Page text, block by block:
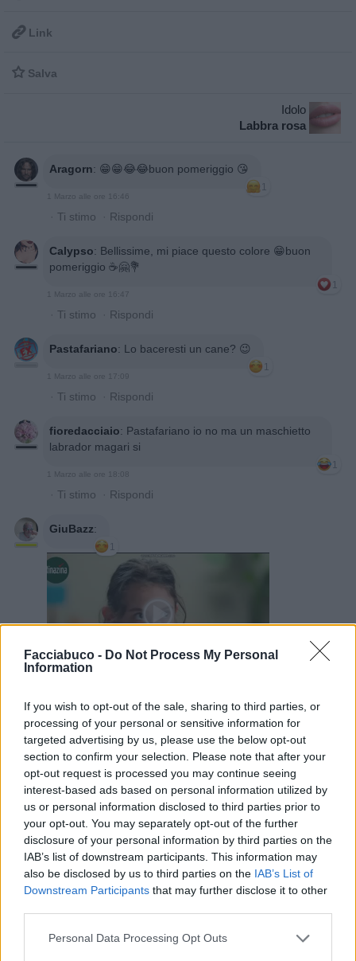
Facciabuco - Do Not Process My Personal
Information
If you wish to opt-out of the sale, sharing to third parties, or
processing of your personal or sensitive information for
targeted advertising by us, please use the below opt-out
section to confirm your selection. Please note that after your
opt-out request is processed you may continue seeing
interest-based ads based on personal information utilized by
us or personal information disclosed to third parties prior to
your opt-out. You may separately opt-out of the further
disclosure of your personal information by third parties on the
IAB’s list of downstream participants. This information may
also be disclosed by us to third parties on the IAB’s List of
Downstream Participants that may further disclose it to other
Personal Data Processing Opt Outs
 Link
 Salva
Idolo
Labbra rosa
Aragorn: 😁😁😂😂buon pomeriggio 😘
1
1 Marzo alle ore 16:46
· Ti stimo · Rispondi
Calypso: Bellissime, mi piace questo colore 😁buon
pomeriggio ☕🤗💐
1
1 Marzo alle ore 16:47
· Ti stimo · Rispondi
Pastafariano: Lo baceresti un cane? 😉
1
1 Marzo alle ore 17:09
· Ti stimo · Rispondi
fioredacciaio: Pastafariano io no ma un maschietto
labrador magari si
1
1 Marzo alle ore 18:08
· Ti stimo · Rispondi
GiuBazz:
1
·
CiufCiuf
2 Dicembre 2025- 4.913 visualizzazioni
"AI MIEI TEMPI..." 😜